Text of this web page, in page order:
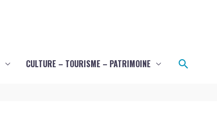
CULTURE – TOURISME – PATRIMOINE